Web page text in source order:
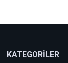
KATEGORİLER